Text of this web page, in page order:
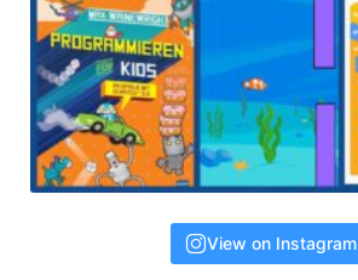
View on Instagram